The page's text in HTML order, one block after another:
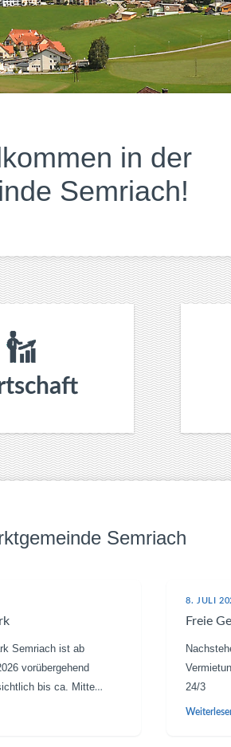
in der
Semriach!
Semriach
Semriach ist ab
vorübergehend
bis ca. Mitte
ist der Start der
8. JULI
Freie
24/3
Personen